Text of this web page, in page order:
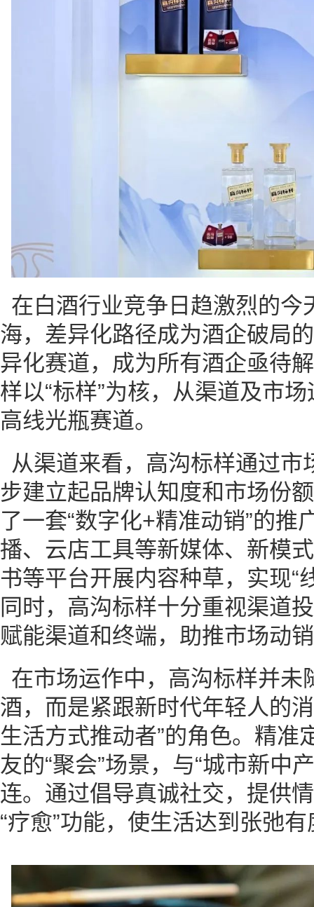
在白酒行业竞争日趋激烈的今
海，差异化路径成为酒企破局
异化赛道，成为所有酒企亟待
样以“标样”为核，从渠道及市
高线光瓶赛道。
从渠道来看，高沟标样通过市
步建立起品牌认知度和市场份
了一套“数字化+精准动销”的推
播、云店工具等新媒体、新模
书等平台开展内容种草，实现“
同时，高沟标样十分重视渠道
赋能渠道和终端，助推市场动
在市场运作中，高沟标样并未
酒，而是紧跟新时代年轻人的
生活方式推动者”的角色。精准
友的“聚会”场景，与“城市新中
连。通过倡导真诚社交，提供
“疗愈”功能，使生活达到张弛